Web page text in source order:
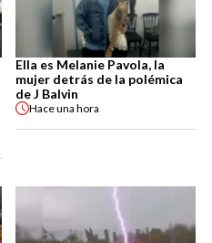
Ella es Melanie Pavola, la
mujer detrás de la polémica
de J Balvin
Haceuna hora